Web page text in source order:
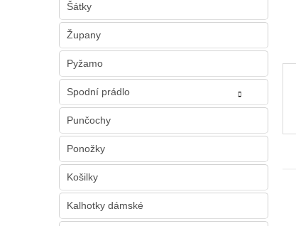
Šátky
Župany
Pyžamo
Spodní prádlo
Punčochy
Ponožky
Košilky
Kalhotky dámské